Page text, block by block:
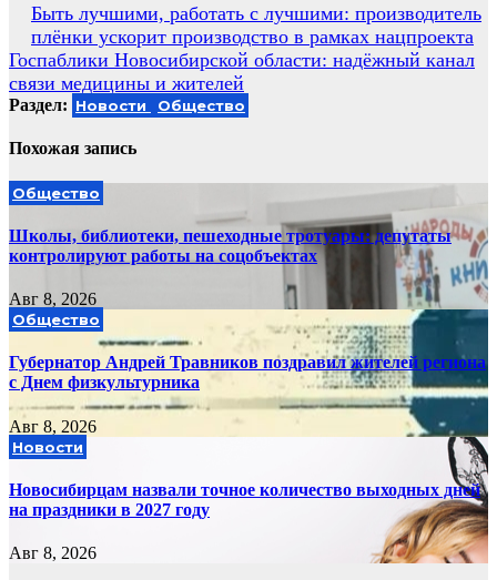
Навигация
по
записям
Быть лучшими, работать с лучшими: производитель
плёнки ускорит производство в рамках нацпроекта
Госпаблики Новосибирской области: надёжный канал
связи медицины и жителей
Раздел: Новости Общество
Похожая запись
Общество
Школы, библиотеки, пешеходные тротуары: депутаты
контролируют работы на соцобъектах
Авг 8, 2026
Общество
Губернатор Андрей Травников поздравил жителей региона
с Днем физкультурника
Авг 8, 2026
Новости
Новосибирцам назвали точное количество выходных дней
на праздники в 2027 году
Авг 8, 2026